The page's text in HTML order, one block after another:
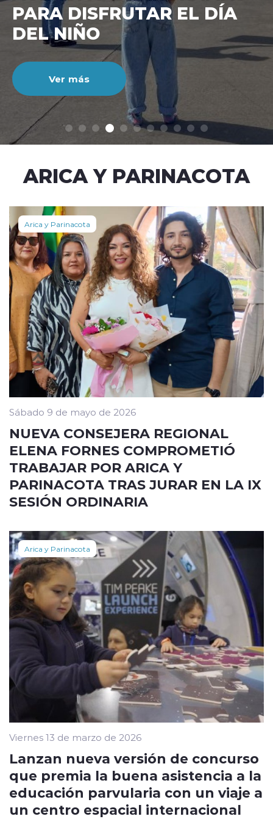
modo claro
CIENTO DURANTE EL MES
DE JULIO
Ver más
ARICA Y PARINACOTA
Arica y Parinacota
Sábado 9 de mayo de 2026
NUEVA CONSEJERA REGIONAL
ELENA FORNES COMPROMETIÓ
TRABAJAR POR ARICA Y
PARINACOTA TRAS JURAR EN LA IX
SESIÓN ORDINARIA
Arica y Parinacota
Viernes 13 de marzo de 2026
Lanzan nueva versión de concurso
que premia la buena asistencia a la
educación parvularia con un viaje a
un centro espacial internacional